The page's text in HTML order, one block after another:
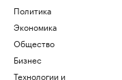
Политика
Экономика
Общество
Бизнес
Технологии и